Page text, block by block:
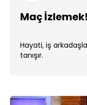
Maç İzlemek!
Hayati, iş
tanışır.